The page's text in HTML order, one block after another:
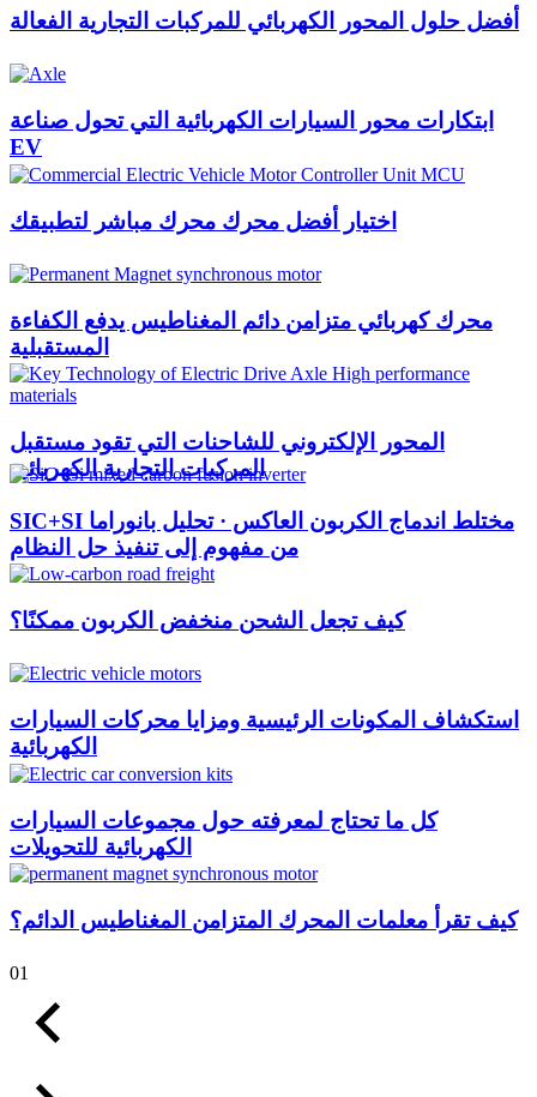
أفضل حلول المحور الكهربائي للمركبات التجارية الفعالة
ابتكارات محور السيارات الكهربائية التي تحول صناعة
EV
اختيار أفضل محرك محرك مباشر لتطبيقك
محرك كهربائي متزامن دائم المغناطيس يدفع الكفاءة
المستقبلية
المحور الإلكتروني للشاحنات التي تقود مستقبل
المركبات التجارية الكهربائية
SIC+SI مختلط اندماج الكربون العاكس · تحليل بانوراما
من مفهوم إلى تنفيذ حل النظام
كيف تجعل الشحن منخفض الكربون ممكنًا؟
استكشاف المكونات الرئيسية ومزايا محركات السيارات
الكهربائية
كل ما تحتاج لمعرفته حول مجموعات السيارات
الكهربائية للتحويلات
كيف تقرأ معلمات المحرك المتزامن المغناطيس الدائم؟
01